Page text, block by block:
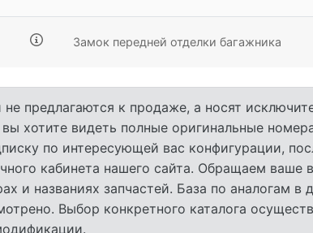
Замок передней отделки багажника
предлагаются к продаже, а носят
хотите видеть полные оригинальные
по интересующей вас конфигурации,
кабинета нашего сайта. Обращаем ваше
и названиях запчастей. База по аналогам в
Выбор конкретного каталога